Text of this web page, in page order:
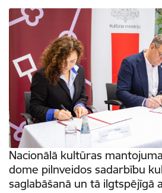
Nacionālā kultūras
dome pilnveidos sadarbību
saglabāšanā un tā ilgtspējīgā